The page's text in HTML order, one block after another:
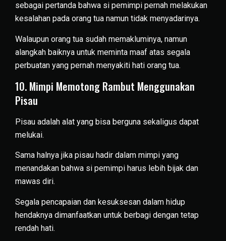
sebagai pertanda bahwa si pemimpi pernah melakukan
kesalahan pada orang tua namun tidak menyadarinya.
Walaupun orang tua sudah memakluminya, namun
alangkah baiknya untuk meminta maaf atas segala
perbuatan yang pernah menyakiti hati orang tua.
10. Mimpi Memotong Rambut Menggunakan
Pisau
Pisau adalah alat yang bisa berguna sekaligus dapat
melukai.
Sama halnya jika pisau hadir dalam mimpi yang
menandakan bahwa si pemimpi harus lebih bijak dan
mawas diri.
Segala pencapaian dan kesuksesan dalam hidup
hendaknya dimanfaatkan untuk berbagi dengan tetap
rendah hati.